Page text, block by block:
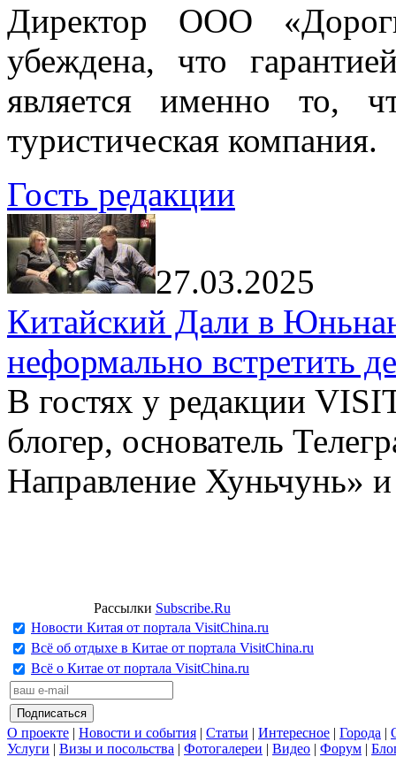
Директор ООО
убеждена, что
является именно то,
туристическая компания.
Гость редакции
27.03.2025
Китайский Дали в
неформально встретить
В гостях у редакции
блогер, основатель
Направление Хуньчунь»
Рассылки Subscribe.Ru
Новости Китая от портала VisitChina.ru
Всё об отдыхе в Китае от портала VisitChina.ru
Всё о Китае от портала VisitChina.ru
О проекте | Новости и события | Статьи | Интересное | Города |
Услуги | Визы и посольства | Фотогалереи | Видео | Форум |